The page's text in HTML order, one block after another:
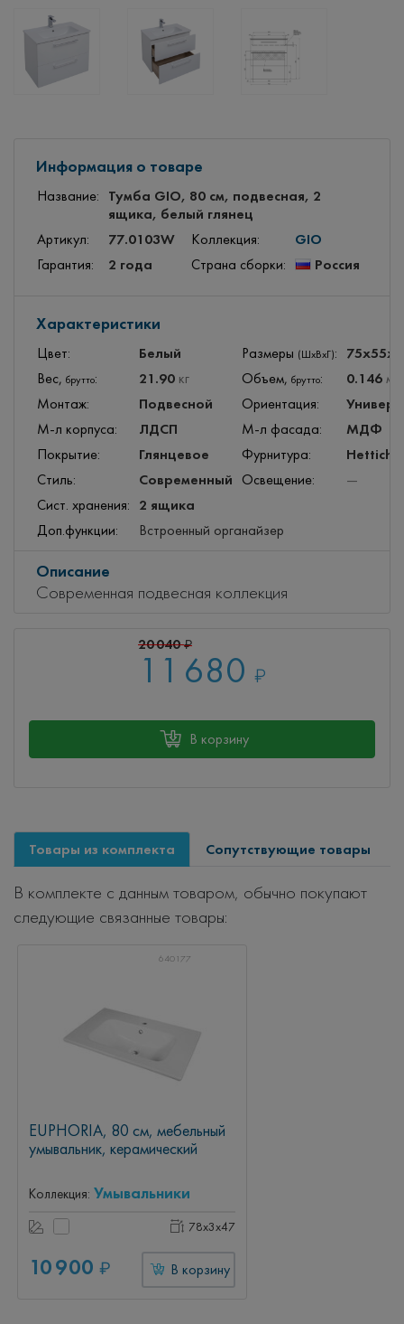
Информация о товаре
Название:
Тумба GIO, 80 см, подвесная, 2
ящика, белый глянец
Артикул: 77.0103W Коллекция: GIO
Гарантия: 2 года Страна сборки: Россия
Характеристики
Цвет: Белый Размеры (ШхВхГ):
Вес, брутто: 21.90 кг Объем, брутто: 0.146 м
Монтаж: Подвесной Ориентация:
М-л корпуса: ЛДСП М-л фасада: МДФ
Покрытие: Глянцевое Фурнитура: Hettich
Стиль: Современный Освещение:
—
Сист. хранения:
2 ящика
Доп.функции: Встроенный органайзер
Описание
Современная подвесная коллекция
20 040₽
11 680 ₽
В корзину
Товары из комплекта Сопутствующие товары
В комплекте с данным товаром, обычно покупают
следующие связанные товары:
640177
EUPHORIA, 80 см, мебельный
умывальник, керамический
Коллекция: Умывальники
78x3x47
10 900 ₽ В корзину